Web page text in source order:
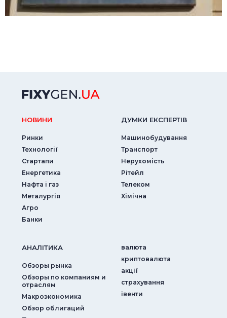
НОВИНИ
Ринки
Технології
Стартапи
Енергетика
Нафта і газ
Металургія
Агро
Банки
ДУМКИ ЕКСПЕРТIВ
Машинобудування
Транспорт
Нерухомість
Рітейл
Телеком
Хімічна
АНАЛIТИКА
Обзоры рынка
Обзоры по компаниям и
отраслям
Макроэкономика
Обзор облигаций
валюта
криптовалюта
акції
страхування
iвенти